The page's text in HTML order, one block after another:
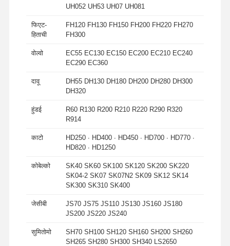
UH052 UH53 UH07 UH081
फिएट-
हिताची
FH120 FH130 FH150 FH200 FH220 FH270
FH300
वोल्वो
EC55 EC130 EC150 EC200 EC210 EC240
EC290 EC360
दावू
DH55 DH130 DH180 DH200 DH280 DH300
DH320
हुंडई
R60 R130 R200 R210 R220 R290 R320
R914
काटो
HD250 ∙ HD400 ∙ HD450 ∙ HD700 ∙ HD770 ∙
HD820 ∙ HD1250
कोबेल्को
SK40 SK60 SK100 SK120 SK200 SK220
SK04-2 SK07 SK07N2 SK09 SK12 SK14
SK300 SK310 SK400
जेसीबी
JS70 JS75 JS110 JS130 JS160 JS180
JS200 JS220 JS240
सुमितोमो
SH70 SH100 SH120 SH160 SH200 SH260
SH265 SH280 SH300 SH340 LS2650